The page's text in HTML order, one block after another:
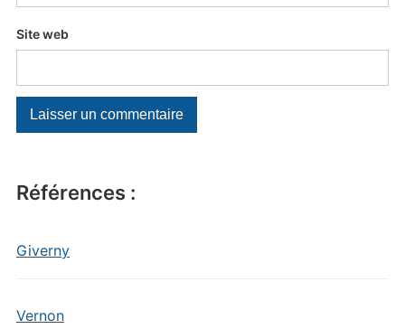
Références :
Giverny
Vernon
Site web